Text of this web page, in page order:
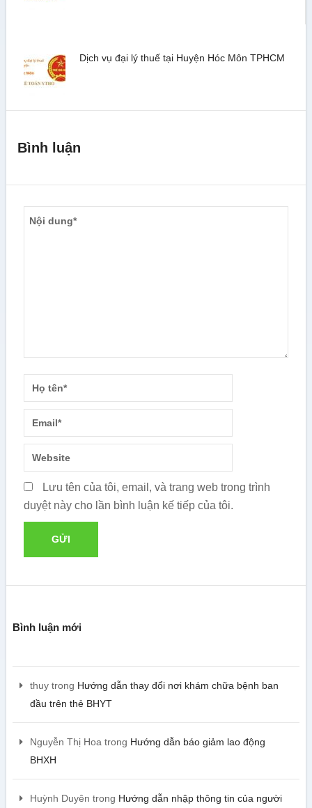
Dịch vụ đại lý thuế tại Huyện Hóc Môn TPHCM
Bình luận
Lưu tên của tôi, email, và trang web trong trình
duyệt này cho lần bình luận kế tiếp của tôi.
Bình luận mới
thuytrong Hướng dẫn thay đổi nơi khám chữa bệnh ban
đầu trên thẻ BHYT
Nguyễn Thị Hoa trong Hướng dẫn báo giảm lao động
BHXH
Huỳnh Duyên trong Hướng dẫn nhập thông tin của người